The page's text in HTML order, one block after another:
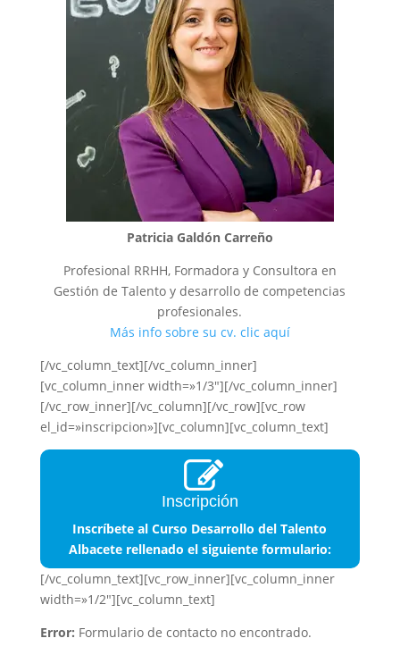
Patricia Galdón Carreño
Profesional RRHH, Formadora y Consultora en
Gestión de Talento y desarrollo de competencias
profesionales.
Más info sobre su cv. clic aquí
[/vc_column_text][/vc_column_inner]
[vc_column_inner width=»1/3″][/vc_column_inner]
[/vc_row_inner][/vc_column][/vc_row][vc_row
el_id=»inscripcion»][vc_column][vc_column_text]
Inscripción
Inscríbete al Curso Desarrollo del Talento
Albacete rellenado el siguiente formulario:
[/vc_column_text][vc_row_inner][vc_column_inner
width=»1/2″][vc_column_text]
Error: Formulario de contacto no encontrado.